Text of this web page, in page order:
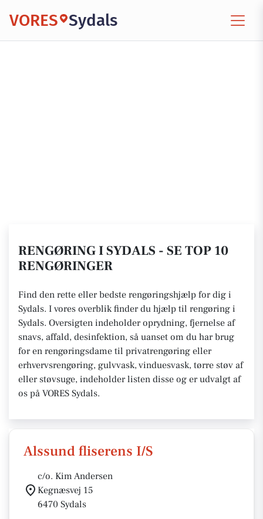
VORES Sydals
RENGØRING I SYDALS - SE TOP 10
RENGØRINGER
Find den rette eller bedste rengøringshjælp for dig i
Sydals. I vores overblik finder du hjælp til rengøring i
Sydals. Oversigten indeholder oprydning, fjernelse af
snavs, affald, desinfektion, så uanset om du har brug
for en rengøringsdame til privatrengøring eller
erhvervsrengøring, gulvvask, vinduesvask, tørre støv af
eller støvsuge, indeholder listen disse og er udvalgt af
os på VORES Sydals.
Alssund fliserens I/S
c/o. Kim Andersen
Kegnæsvej 15
6470 Sydals